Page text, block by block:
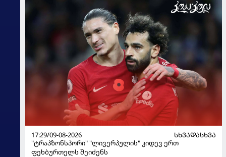
17:29/09-08-2026
ᲡᲮᲕᲐᲓᲐᲡᲮᲕᲐ
"ტრაპზონსპორი" "ლივერპულის" კიდევ ერთ
ფეხბურთელს შეიძენს